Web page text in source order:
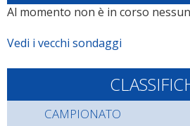
Al momento non è in corso
Vedi i vecchi sondaggi
CAMPIONATO